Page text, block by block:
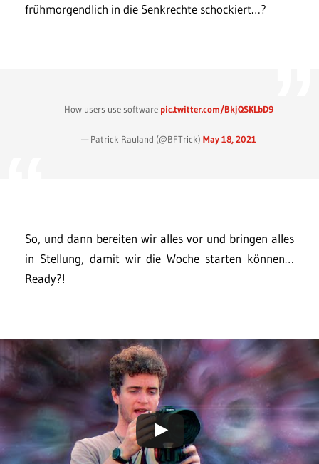
frühmorgendlich in die Senkrechte schockiert…?
How users use software pic.twitter.com/BkjQSKLbD9
— Patrick Rauland (@BFTrick) May 18, 2021
So, und dann bereiten wir alles vor und bringen alles
in Stellung, damit wir die Woche starten können…
Ready?!